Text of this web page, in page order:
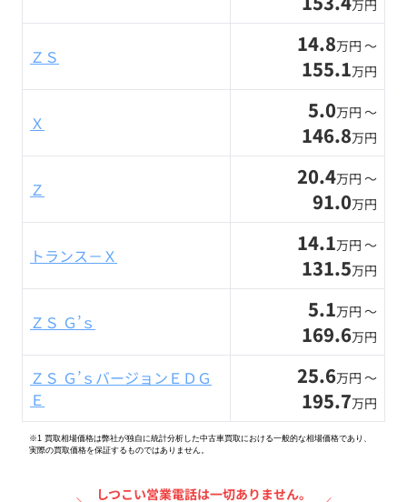
万円
ＺＳ 14.8万円 〜
155.1万円
Ｘ 5.0万円 〜
146.8万円
Ｚ 20.4万円 〜
91.0万円
トランス－Ｘ 14.1万円 〜
131.5万円
ＺＳ Ｇ’ｓ 5.1万円 〜
169.6万円
ＺＳ Ｇ’ｓバージョンＥＤＧ
Ｅ
25.6万円 〜
195.7万円
※1 買取相場価格は弊社が独自に統計分析した中古車買取における一般的な相場価格であり、
実際の買取価格を保証するものではありません。
しつこい営業電話は一切ありません。